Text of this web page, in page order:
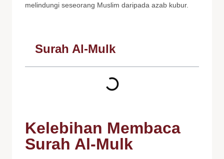
melindungi seseorang Muslim daripada azab kubur.
Surah Al-Mulk
Kelebihan Membaca
Surah Al-Mulk